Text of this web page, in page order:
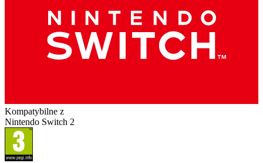
Kompatybilne z
Nintendo Switch 2